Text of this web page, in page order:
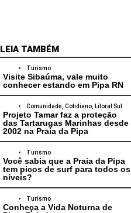
LEIA TAMBÉM
Turismo
Visite Sibaúma, vale muito
conhecer estando em Pipa RN
Comunidade ,Cotidiano Litoral Sul
Projeto Tamar faz a proteção
das Tartarugas Marinhas desde
2002 na Praia da Pipa
Turismo
Você sabia que a Praia da Pipa
tem picos de surf para todos os
níveis?
Turismo
Conheça a Vida Noturna de